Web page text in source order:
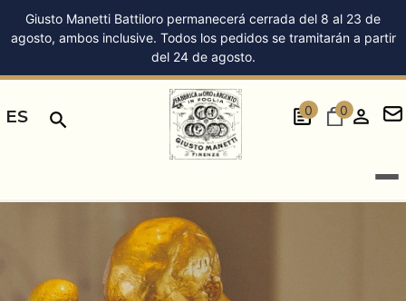
Giusto Manetti Battiloro permanecerá cerrada del 8 al 23 de
agosto, ambos inclusive. Todos los pedidos se tramitarán a partir
del 24 de agosto.
ES 0 0